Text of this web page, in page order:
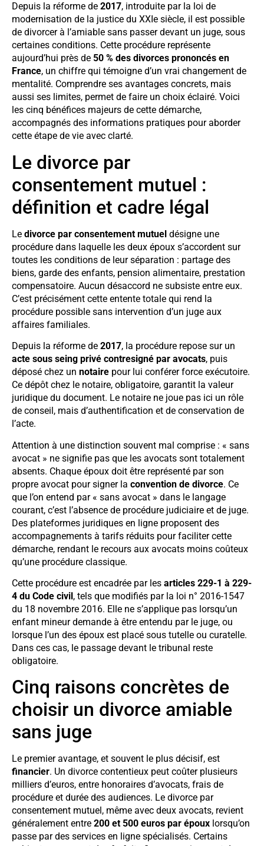
Depuis la réforme de 2017, introduite par la loi de
modernisation de la justice du XXIe siècle, il est possible
de divorcer à l’amiable sans passer devant un juge, sous
certaines conditions. Cette procédure représente
aujourd’hui près de 50 % des divorces prononcés en
France, un chiffre qui témoigne d’un vrai changement de
mentalité. Comprendre ses avantages concrets, mais
aussi ses limites, permet de faire un choix éclairé. Voici
les cinq bénéfices majeurs de cette démarche,
accompagnés des informations pratiques pour aborder
cette étape de vie avec clarté.
Le divorce par
consentement mutuel :
définition et cadre légal
Le divorce par consentement mutuel désigne une
procédure dans laquelle les deux époux s’accordent sur
toutes les conditions de leur séparation : partage des
biens, garde des enfants, pension alimentaire, prestation
compensatoire. Aucun désaccord ne subsiste entre eux.
C’est précisément cette entente totale qui rend la
procédure possible sans intervention d’un juge aux
affaires familiales.
Depuis la réforme de 2017, la procédure repose sur un
acte sous seing privé contresigné par avocats, puis
déposé chez un notaire pour lui conférer force exécutoire.
Ce dépôt chez le notaire, obligatoire, garantit la valeur
juridique du document. Le notaire ne joue pas ici un rôle
de conseil, mais d’authentification et de conservation de
l’acte.
Attention à une distinction souvent mal comprise : « sans
avocat » ne signifie pas que les avocats sont totalement
absents. Chaque époux doit être représenté par son
propre avocat pour signer la convention de divorce. Ce
que l’on entend par « sans avocat » dans le langage
courant, c’est l’absence de procédure judiciaire et de juge.
Des plateformes juridiques en ligne proposent des
accompagnements à tarifs réduits pour faciliter cette
démarche, rendant le recours aux avocats moins coûteux
qu’une procédure classique.
Cette procédure est encadrée par les articles 229-1 à 229-
4 du Code civil, tels que modifiés par la loi n° 2016-1547
du 18 novembre 2016. Elle ne s’applique pas lorsqu’un
enfant mineur demande à être entendu par le juge, ou
lorsque l’un des époux est placé sous tutelle ou curatelle.
Dans ces cas, le passage devant le tribunal reste
obligatoire.
Cinq raisons concrètes de
choisir un divorce amiable
sans juge
Le premier avantage, et souvent le plus décisif, est
financier. Un divorce contentieux peut coûter plusieurs
milliers d’euros, entre honoraires d’avocats, frais de
procédure et durée des audiences. Le divorce par
consentement mutuel, même avec deux avocats, revient
généralement entre 200 et 500 euros par époux lorsqu’on
passe par des services en ligne spécialisés. Certains